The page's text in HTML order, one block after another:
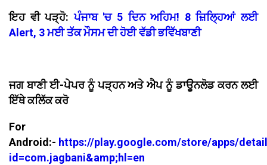
ਇਹ ਵੀ ਪੜ੍ਹੋ:ਪੰਜਾਬ 'ਚ 5 ਦਿਨ ਅਹਿਮ! 8 ਜ਼ਿਲ੍ਹਿਆਂ ਲਈ
Alert, 3 ਮਈ ਤੱਕ ਮੌਸਮ ਦੀ ਹੋਈ ਵੱਡੀ ਭਵਿੱਖਬਾਣੀ
ਜਗ ਬਾਣੀ ਈ-ਪੇਪਰ ਨੂੰ ਪੜ੍ਹਨ ਅਤੇ ਐਪ ਨੂੰ ਡਾਊਨਲੋਡ ਕਰਨ ਲਈ
ਇੱਥੇ ਕਲਿੱਕ ਕਰੋ
For
Android:- https://play.google.com/store/apps/
id=com.jagbani&amp;hl=en